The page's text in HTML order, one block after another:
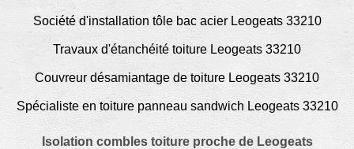
Société d'installation tôle bac acier Leogeats 33210
Travaux d'étanchéité toiture Leogeats 33210
Couvreur désamiantage de toiture Leogeats 33210
Spécialiste en toiture panneau sandwich Leogeats 33210
Isolation combles toiture proche de Leogeats